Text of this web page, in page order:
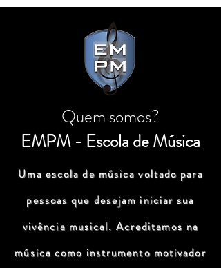
Quem somos?
EMPM - Escola de Música
Uma escola de música voltado para
pessoas que desejam iniciar sua
vivência musical. Acreditamos na
música como instrumento motivador